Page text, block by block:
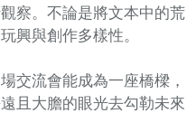
察。不論是將文本中的荒
興與創作多樣性。
交流會能成為一座橋樑，
且大膽的眼光去勾勒未來